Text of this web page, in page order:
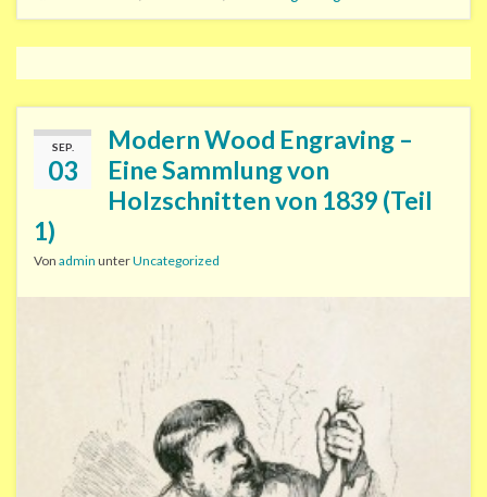
SEP.
03
Modern Wood Engraving –
Eine Sammlung von
Holzschnitten von 1839 (Teil
1)
Von admin unterUncategorized